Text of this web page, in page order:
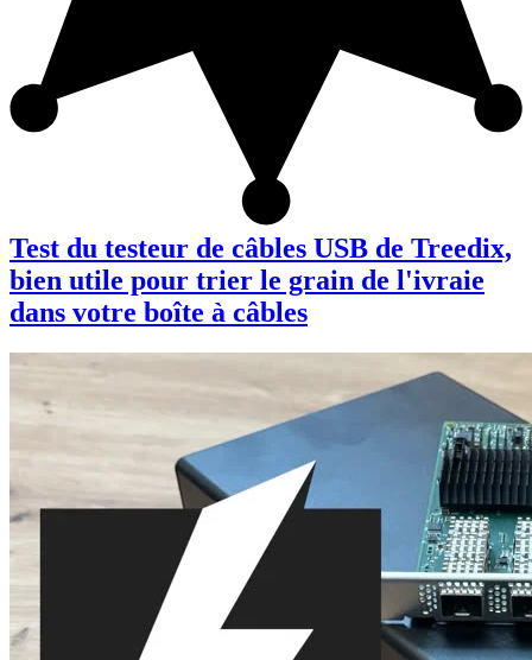
Test du testeur de câbles USB de Treedix,
bien utile pour trier le grain de l'ivraie
dans votre boîte à câbles